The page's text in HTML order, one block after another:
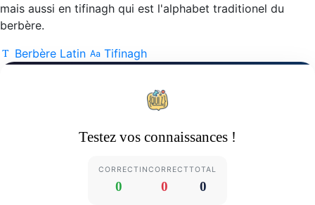
mais aussi en tifinagh qui est l'alphabet traditionel du
berbère.
Berbère Latin
Tifinagh
Testez vos connaissances !
CORRECT
0
INCORRECT
0
TOTAL
0